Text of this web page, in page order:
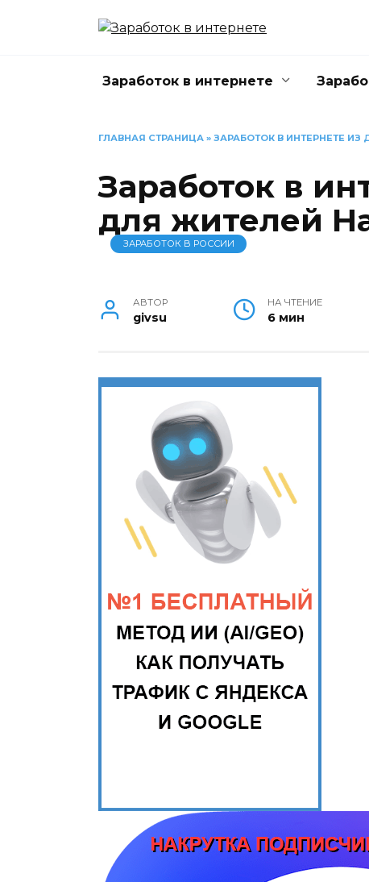
Заработок в интернете
ГЛАВНАЯ СТРАНИЦА » ЗАРАБОТОК В ИНТЕРНЕТЕ
Заработок в
для жителей
ЗАРАБОТОК В РОССИИ
АВТОР
givsu
НА ЧТЕНИЕ
6 мин